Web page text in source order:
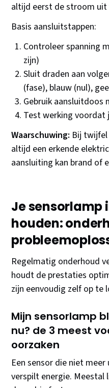
altijd eerst de stroom uit
Basis aansluitstappen:
Controleer spanning
zijn)
Sluit draden aan
(fase), blauw (nul),
Gebruik aansluitdoos
Test werking
Waarschuwing: Bij
altijd een erkende
aansluiting kan brand of
Je sensorlamp
houden:
Regelmatig onderhoud
houdt de prestaties
zijn eenvoudig zelf op te
Mijn sensorlamp
nu? de 3 meest
oorzaken
Een sensor die niet
verspilt energie. Meestal